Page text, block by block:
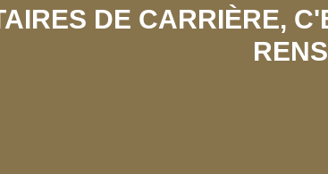
DE CARRIÈRE,